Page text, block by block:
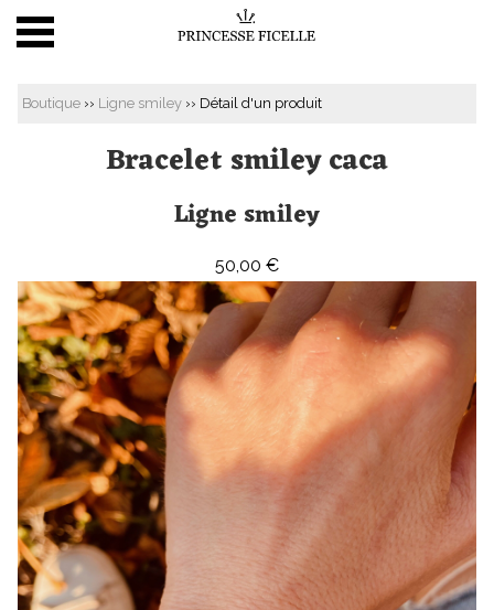
HISTOIRE
PRESSE
PEOPLE
CONTACT
Boutique›› Ligne smiley›› Détail d'un produit
Bracelet smiley caca
Ligne smiley
50,00 €